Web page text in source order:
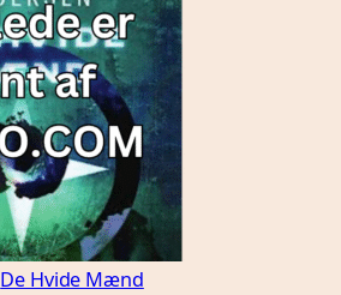
De Hvide Mænd